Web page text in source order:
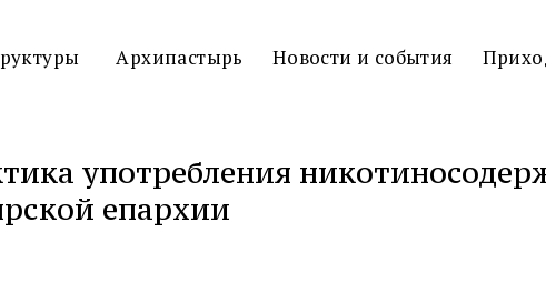
Архипастырь Новости и события
употребления
епархии